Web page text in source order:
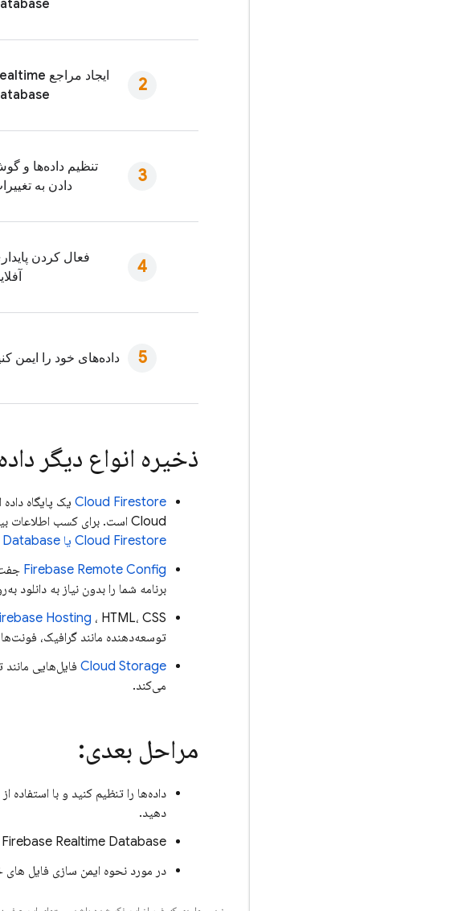
ایجاد مراجع
تنظیم داده‌ها و
دادن به
فعال کردن
داده‌های خود را ایمن
ذخیره انواع دیگر
Cloud Firestore
Cloud است. برای کسب اطلاعات بیشتر در مورد تفاوت‌های بین گزینه‌های پایگاه داده، به
Cloud Firestore یا Database
Firebase Remote Config
برنامه شما را بدون نیاز به دانلود
Hosting
توسعه‌دهنده مانند گرافیک،
Cloud Storage فایل‌هایی
می‌کند.
مراحل بعدی:
داده‌ها را تنظیم کنید و با استفاده از
دهید.
Firebase Realtime Database
در مورد نحوه ایمن سازی فایل های